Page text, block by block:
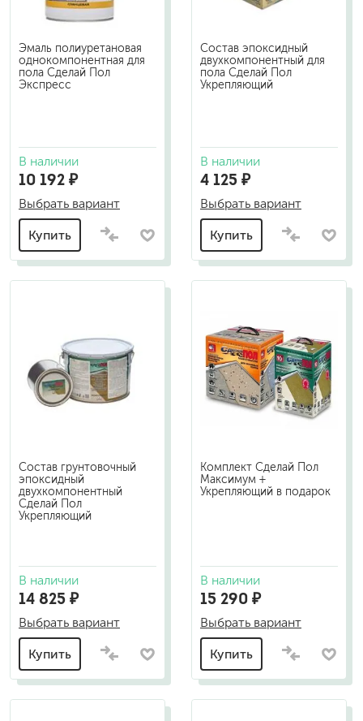
Эмаль полиуретановая
однокомпонентная для
пола Сделай Пол
Экспресс
В наличии
10 192 ₽
Выбрать вариант
Купить
Состав эпоксидный
двухкомпонентный для
пола Сделай Пол
Укрепляющий
В наличии
4 125 ₽
Выбрать вариант
Купить
Состав грунтовочный
эпоксидный
двухкомпонентный
Сделай Пол
Укрепляющий
В наличии
14 825 ₽
Выбрать вариант
Купить
Комплект Сделай Пол
Максимум +
Укрепляющий в подарок
В наличии
15 290 ₽
Выбрать вариант
Купить